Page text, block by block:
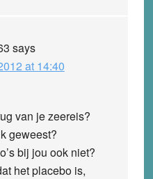
says
at 14:40
van je zeereis?
geweest?
bij jou ook niet?
het placebo is,